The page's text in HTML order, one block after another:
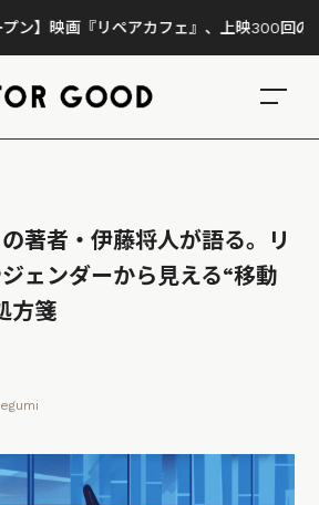
ペアカフェ』、上映300回の先で見えてき
の著者・伊藤将人が語る。リ
ェンダーから見える“移動
方箋